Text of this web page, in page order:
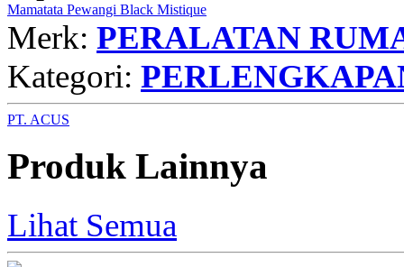
Mamatata Pewangi Black Mistique
Merk: PERALATAN
Kategori:
PT. ACUS
Produk Lainnya
Lihat Semua